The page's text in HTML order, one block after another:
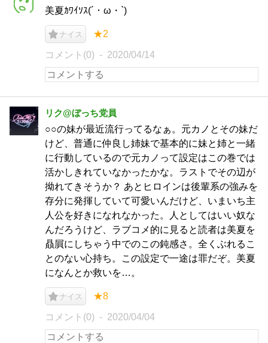
美夏ｶﾜｲｿｽ(´・ω・`)
ナイス ★2
コメント(0) 2020/04/14
リク@ぼっち党員
○○の妹が最近流行ってるなぁ。元カノとその妹だ
けど、普通に仲良し姉妹で基本的に妹と姉と一緒
に行動しているので元カノって設定はこの巻では
活かしきれていなかったかな。ラストでその辺が
拗れてきそうか？ あとヒロインは後輩系の強みを
存分に発揮していて可愛いんだけど、いまいち主
人公を好きになれなかった。人としてはいい奴な
んだろうけど、ラブコメ的に見ると読者は美夏を
贔屓にしちゃう中でのこの鈍感さ。全くぶれるこ
とのない心持ち。この設定で一途は罪だぞ。美夏
になんとか救いを…。
ナイス ★8
コメント(0) 2020/04/04